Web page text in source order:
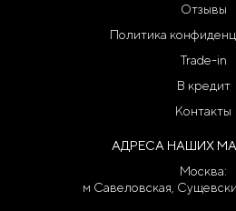
Отзывы
Политика
Trade-in
В кредит
Контакты
АДРЕСА НАШИХ
Москва:
м Савеловская,